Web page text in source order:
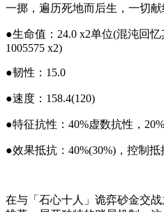
一掷，遍历死地而后生，一切
●生命值： 24.0 x2单位(混沌回忆
1005575 x2)
●韧性： 15.0
●速度： 158.4(120)
●特征抗性： 40%虚数抗性， 20%
●效果抵抗： 40%(30%)，控制抵
在与 「 石心十人」诡弈砂金交